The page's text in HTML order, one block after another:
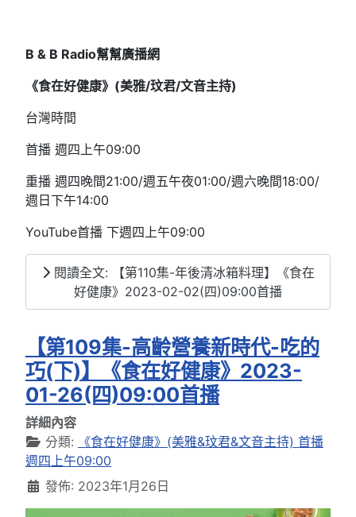
B & B Radio幫幫廣播網
《食在好健康》(美雅/玟君/文音主持)
台灣時間
首播 週四上午09:00
重播 週四晚間21:00/週五午夜01:00/週六晚間18:00/
週日下午14:00
YouTube首播 下週四上午09:00
閱讀全文: 【第110集-年後清冰箱料理】《食在
好健康》2023-02-02(四)09:00首播
【第109集-高齡營養新時代-吃的
巧(下)】《食在好健康》2023-
01-26(四)09:00首播
詳細內容
分類:
《食在好健康》(美雅&玟君&文音主持) 首播
週四上午09:00
發佈: 2023年1月26日